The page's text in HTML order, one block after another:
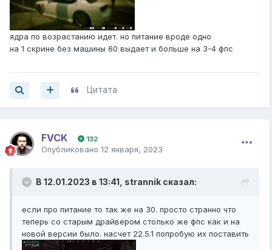
ядра по возрастанию идет. но питание вроде одно
на 1 скрине без машины 60 выдает и больше на 3-4 фпс
Цитата
FVCK 132
Опубликовано 12 января, 2023
В 12.01.2023 в 13:41, strannik сказал:
если про питание то так же на 30. просто странно что
теперь со старым драйвером столько же фпс как и на
новой версии было. насчет 22.5.1 попробую их поставить